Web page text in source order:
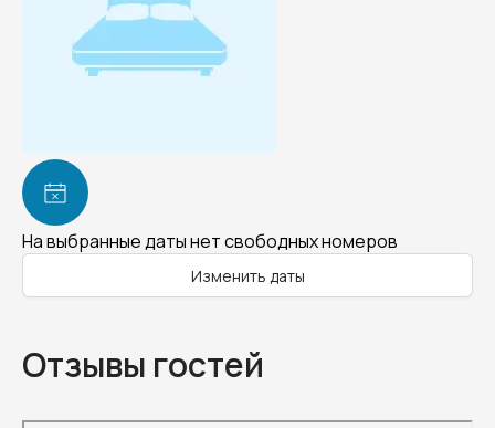
На выбранные даты нет свободных номеров
Изменить даты
Отзывы гостей